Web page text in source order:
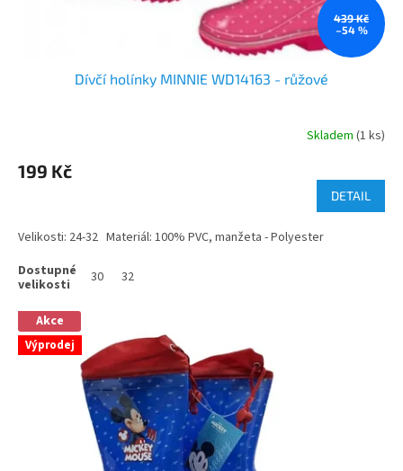
439 Kč
–54 %
Dívčí holínky MINNIE WD14163 - růžové
Skladem (1 ks)
199 Kč
DETAIL
Velikosti: 24-32 Materiál: 100% PVC, manžeta - Polyester
30 32
Akce
Výprodej